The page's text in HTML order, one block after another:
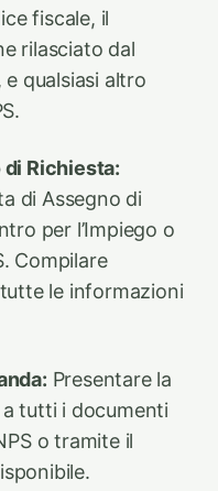
fiscale, il
rilasciato dal
qualsiasi altro
Richiesta:
di Assegno di
per l’Impiego o
Compilare
le informazioni
Presentare la
tutti i documenti
o tramite il